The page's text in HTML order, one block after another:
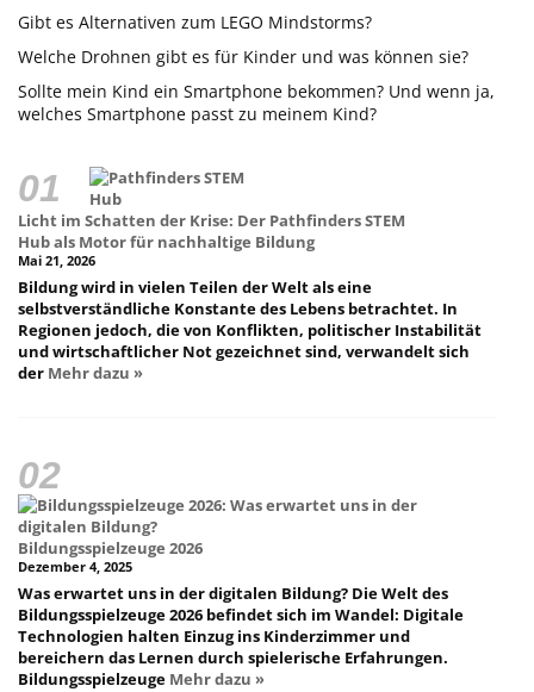
Gibt es Alternativen zum LEGO Mindstorms?
Welche Drohnen gibt es für Kinder und was können sie?
Sollte mein Kind ein Smartphone bekommen? Und wenn ja,
welches Smartphone passt zu meinem Kind?
Licht im Schatten der Krise: Der Pathfinders STEM
Hub als Motor für nachhaltige Bildung
Mai 21, 2026
Bildung wird in vielen Teilen der Welt als eine
selbstverständliche Konstante des Lebens betrachtet. In
Regionen jedoch, die von Konflikten, politischer Instabilität
und wirtschaftlicher Not gezeichnet sind, verwandelt sich
der Mehr dazu »
Bildungsspielzeuge 2026
Dezember 4, 2025
Was erwartet uns in der digitalen Bildung? Die Welt des
Bildungsspielzeuge 2026 befindet sich im Wandel: Digitale
Technologien halten Einzug ins Kinderzimmer und
bereichern das Lernen durch spielerische Erfahrungen.
Bildungsspielzeuge Mehr dazu »